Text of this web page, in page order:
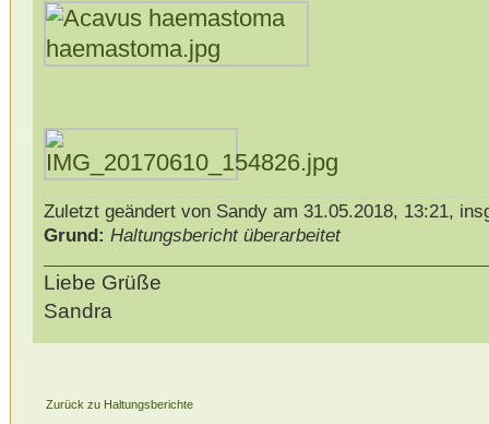
Zuletzt geändert von Sandy am 31.05.2018, 13:21,
Grund: Haltungsbericht überarbeitet
Liebe Grüße
Sandra
Zurück zu Haltungsberichte